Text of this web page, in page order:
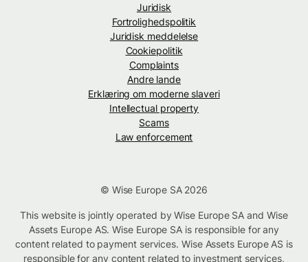
Juridisk
Fortrolighedspolitik
Juridisk meddelelse
Cookiepolitik
Complaints
Andre lande
Erklæring om moderne slaveri
Intellectual property
Scams
Law enforcement
© Wise Europe SA 2026
This website is jointly operated by Wise Europe SA and Wise
Assets Europe AS. Wise Europe SA is responsible for any
content related to payment services. Wise Assets Europe AS is
responsible for any content related to investment services,